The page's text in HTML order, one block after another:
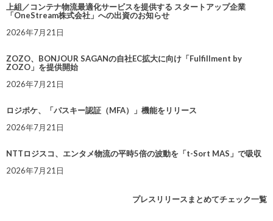
上組／コンテナ物流最適化サービスを提供する スタートアップ企業
「OneStream株式会社」への出資のお知らせ
2026年7月21日
ZOZO、BONJOUR SAGANの自社EC拡大に向け「Fulfillment by
ZOZO」を提供開始
2026年7月21日
ロジポケ、「パスキー認証（MFA）」機能をリリース
2026年7月21日
NTTロジスコ、エンタメ物流の平時5倍の波動を「t-Sort MAS」で吸収
2026年7月21日
プレスリリースまとめてチェック一覧